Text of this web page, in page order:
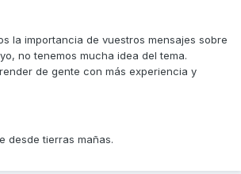
la importancia de vuestros mensajes sobre
no tenemos mucha idea del tema.
de gente con más experiencia y
desde tierras mañas.